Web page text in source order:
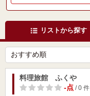
リストから探す
料理旅館 ふくや
-点/ 0 件